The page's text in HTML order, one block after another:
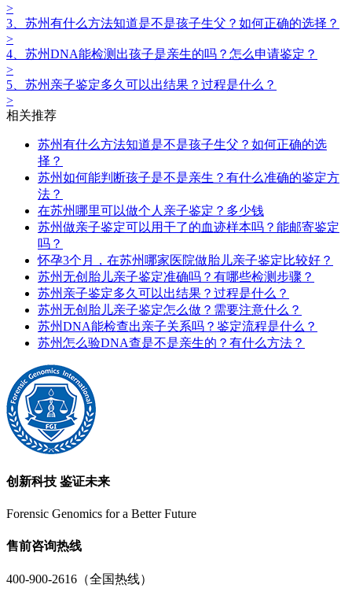
>
3、苏州有什么方法知道是不是孩子生父？如何正确的选择？
>
4、苏州DNA能检测出孩子是亲生的吗？怎么申请鉴定？
>
5、苏州亲子鉴定多久可以出结果？过程是什么？
>
相关推荐
苏州有什么方法知道是不是孩子生父？如何正确的选
择？
苏州如何能判断孩子是不是亲生？有什么准确的鉴定方
法？
在苏州哪里可以做个人亲子鉴定？多少钱
苏州做亲子鉴定可以用干了的血迹样本吗？能邮寄鉴定
吗？
怀孕3个月，在苏州哪家医院做胎儿亲子鉴定比较好？
苏州无创胎儿亲子鉴定准确吗？有哪些检测步骤？
苏州亲子鉴定多久可以出结果？过程是什么？
苏州无创胎儿亲子鉴定怎么做？需要注意什么？
苏州DNA能检查出亲子关系吗？鉴定流程是什么？
苏州怎么验DNA查是不是亲生的？有什么方法？
创新科技 鉴证未来
Forensic Genomics for a Better Future
售前咨询热线
400-900-2616（全国热线）